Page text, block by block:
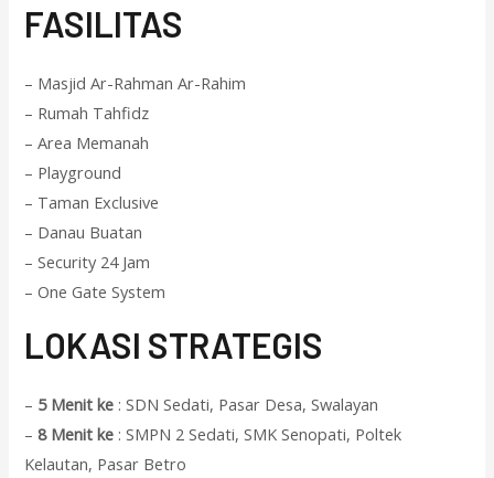
FASILITAS
– Masjid Ar-Rahman Ar-Rahim
– Rumah Tahfidz
– Area Memanah
– Playground
– Taman Exclusive
– Danau Buatan
– Security 24 Jam
– One Gate System
LOKASI STRATEGIS
– 5 Menit ke : SDN Sedati, Pasar Desa, Swalayan
–8 Menit ke : SMPN 2 Sedati, SMK Senopati, Poltek
Kelautan, Pasar Betro